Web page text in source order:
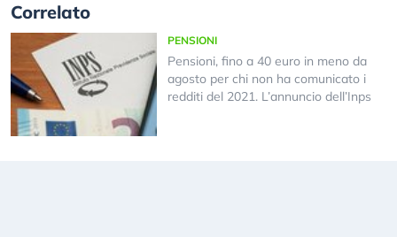
Correlato
PENSIONI
Pensioni, fino a 40 euro in meno da
agosto per chi non ha comunicato i
redditi del 2021. L’annuncio dell’Inps